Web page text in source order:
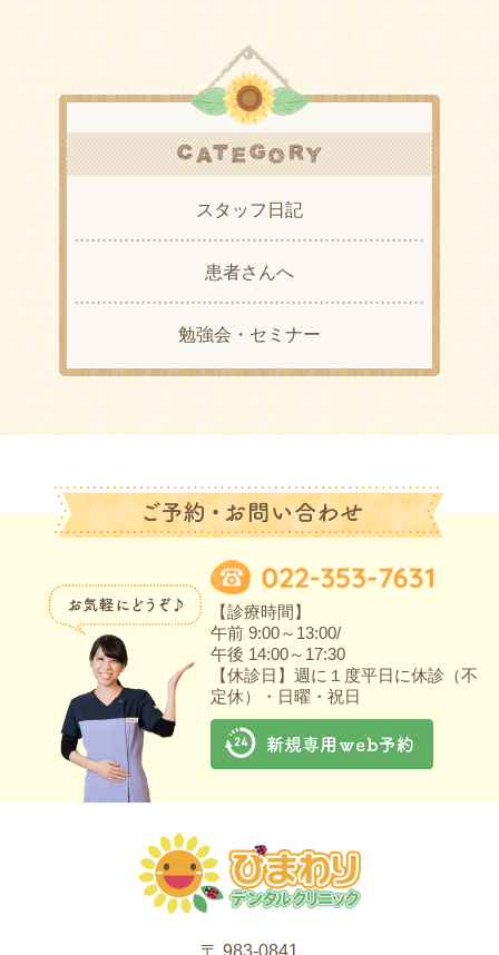
スタッフ日記
患者さんへ
勉強会・セミナー
【診療時間】
午前 9:00～13:00/
午後 14:00～17:30
【休診日】週に１度平日に休診（不
定休）・日曜・祝日
〒 983-0841